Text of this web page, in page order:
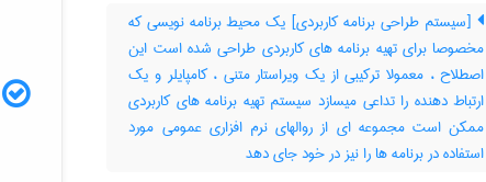
[سیستم طراحی برنامه کاربردی] یک محیط برنامه نویسی که
مخصوصا برای تهیه برنامه های کاربردی طراحی شده است این
اصطلاح ، معمولا ترکیبی از یک ویراستار متنی ، کامپایلر و یک
ارتباط دهنده را تداعی میسازد سیستم تهیه برنامه های کاربردی
ممکن است مجموعه ای از روالهای نرم افزاری عمومی مورد
استفاده در برنامه ها را نیز در خود جای دهد